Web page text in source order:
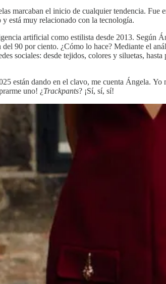
marcaban el inicio de cualquier tendencia.
está muy relacionado con la tecnología.
artificial como estilista desde 2013. Según
90 por ciento. ¿Cómo lo hace? Mediante el
sociales: desde tejidos, colores y siluetas,
están dando en el clavo, me cuenta Ángela.
uno! ¿Trackpants? ¡Sí, sí, sí!